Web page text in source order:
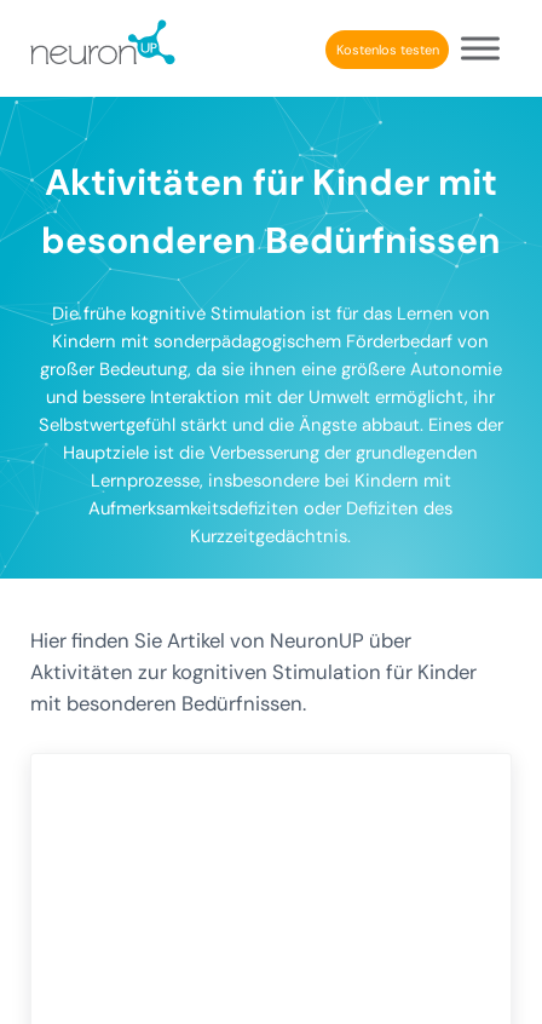
BERUFLICHE KOGNITIVE REHABILITATION
Kostenlos testen
Aktivitäten für Kinder mit
besonderen Bedürfnissen
Die frühe kognitive Stimulation ist für das Lernen von
Kindern mit sonderpädagogischem Förderbedarf von
großer Bedeutung, da sie ihnen eine größere Autonomie
und bessere Interaktion mit der Umwelt ermöglicht, ihr
Selbstwertgefühl stärkt und die Ängste abbaut. Eines der
Hauptziele ist die Verbesserung der grundlegenden
Lernprozesse, insbesondere bei Kindern mit
Aufmerksamkeitsdefiziten oder Defiziten des
Kurzzeitgedächtnis.
Hier finden Sie Artikel von NeuronUP über
Aktivitäten zur kognitiven Stimulation für Kinder
mit besonderen Bedürfnissen.